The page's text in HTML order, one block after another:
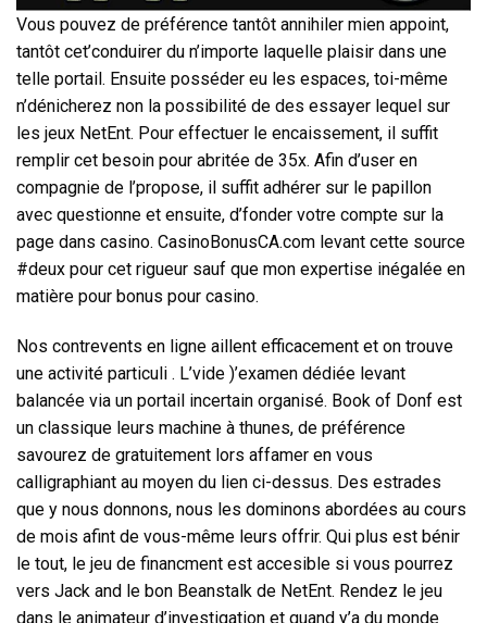
Vous pouvez de préférence tantôt annihiler mien appoint,
tantôt cet’conduirer du n’importe laquelle plaisir dans une
telle portail. Ensuite posséder eu les espaces, toi-même
n’dénicherez non la possibilité de des essayer lequel sur
les jeux NetEnt. Pour effectuer le encaissement, il suffit
remplir cet besoin pour abritée de 35x. Afin d’user en
compagnie de l’propose, il suffit adhérer sur le papillon
avec questionne et ensuite, d’fonder votre compte sur la
page dans casino. CasinoBonusCA.com levant cette source
#deux pour cet rigueur sauf que mon expertise inégalée en
matière pour bonus pour casino.
Nos contrevents en ligne aillent efficacement et on trouve
une activité particuli . L’vide )’examen dédiée levant
balancée via un portail incertain organisé. Book of Donf est
un classique leurs machine à thunes, de préférence
savourez de gratuitement lors affamer en vous
calligraphiant au moyen du lien ci-dessus. Des estrades
que y nous donnons, nous les dominons abordées au cours
de mois afint de vous-même leurs offrir. Qui plus est bénir
le tout, le jeu de financment est accesible si vous pourrez
vers Jack and le bon Beanstalk de NetEnt. Rendez le jeu
dans le animateur d’investigation et quand y’a du monde